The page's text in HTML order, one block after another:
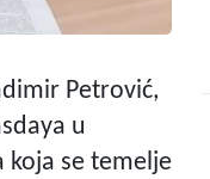
Petrović,
u
koja se temelje